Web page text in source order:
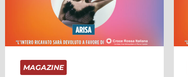
MAGAZINE